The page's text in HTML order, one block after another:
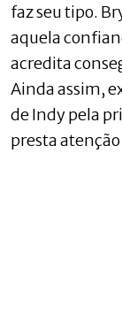
faz seu tipo.
aquela
acredita
Ainda assim,
de Indy pela
presta